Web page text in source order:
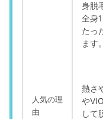
人気の理
由
身脱
全身
たっ
ます。
熱さ
や
して